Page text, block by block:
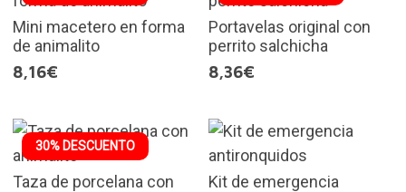
Mini macetero en forma
de animalito
8,16€
Portavelas original con
perrito salchicha
8,36€
30% DESCUENTO
Taza de porcelana con
Kit de emergencia